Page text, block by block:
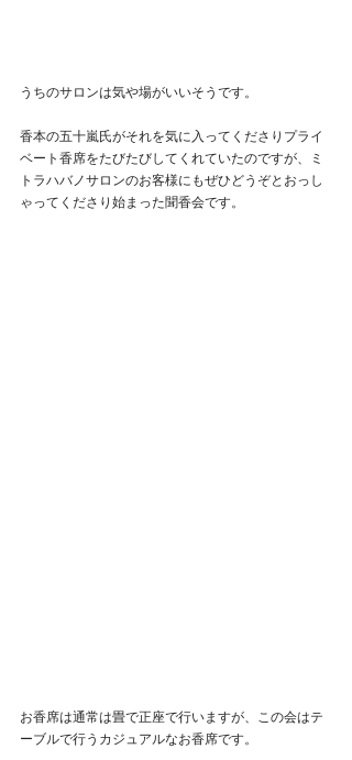
うちのサロンは気や場がいいそうです。
香本の五十嵐氏がそれを気に入ってくださりプライ
ベート香席をたびたびしてくれていたのですが、ミ
トラハバノサロンのお客様にもぜひどうぞとおっし
ゃってくださり始まった聞香会です。
お香席は通常は畳で正座で行いますが、この会はテ
ーブルで行うカジュアルなお香席です。